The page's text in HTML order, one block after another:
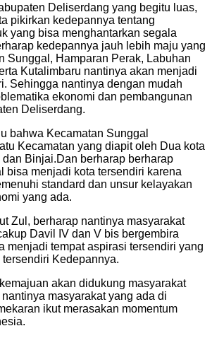
Deliserdang yang begitu luas,
pikirkan kedepannya tentang
yang bisa menghantarkan segala
kedepannya jauh lebih maju yang
Sunggal, Hamparan Perak, Labuhan
Kutalimbaru nantinya akan menjadi
Sehingga nantinya dengan mudah
ekonomi dan pembangunan
Deliserdang.
bahwa Kecamatan Sunggal
Kecamatan yang diapit oleh Dua kota
dan Binjai.Dan berharap berharap
bisa menjadi kota tersendiri karena
standard dan unsur kelayakan
yang ada.
Zul, berharap nantinya masyarakat
Davil IV dan V bis bergembira
menjadi tempat aspirasi tersendiri yang
Kedepannya.
akan didukung masyarakat
masyarakat yang ada di
ikut merasakan momentum